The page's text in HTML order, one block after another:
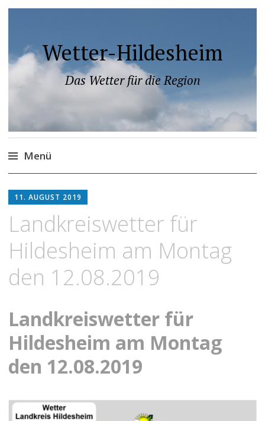
Wetter-Hildesheim
Das Wetter für die Region
Menü
Inhalt
11. AUGUST 2019
Landkreiswetter für
Hildesheim am Montag
den 12.08.2019
Landkreiswetter für
Hildesheim am Montag
den 12.08.2019